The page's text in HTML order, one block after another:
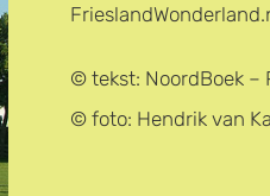
© tekst: NoordBoek –
© foto: Hendrik van